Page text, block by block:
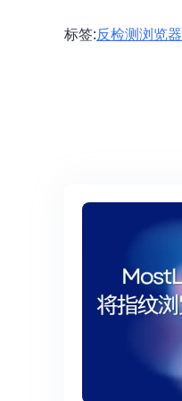
标签:反检测浏览器